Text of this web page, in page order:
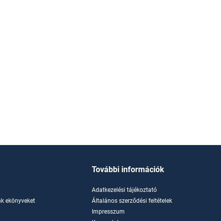
ekönyveket
További információk
Adatkezelési tájékoztató
Általános szerződési feltételek
Impresszum